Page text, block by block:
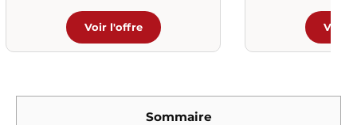
Voir l'offre Voir
Sommaire